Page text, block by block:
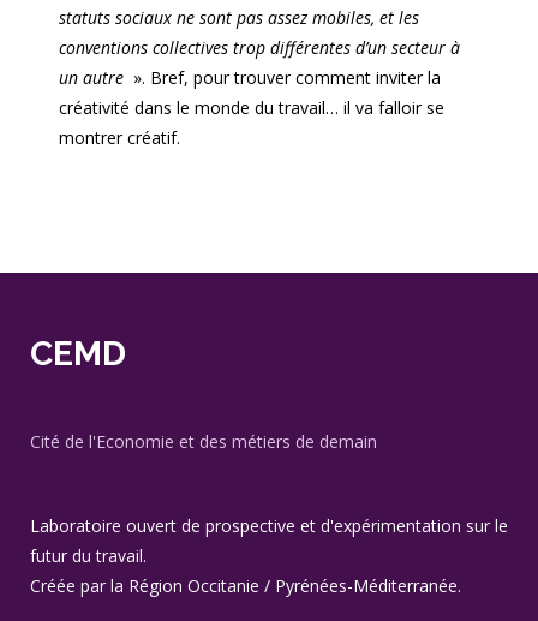
statuts sociaux ne sont pas assez mobiles, et les
conventions collectives trop différentes d’un secteur à
un autre ». Bref, pour trouver comment inviter la
créativité dans le monde du travail… il va falloir se
montrer créatif.
CEMD
Cité de l'Economie et des métiers de demain
Laboratoire ouvert de prospective et d'expérimentation sur le
futur du travail.
Créée par la Région Occitanie / Pyrénées-Méditerranée.